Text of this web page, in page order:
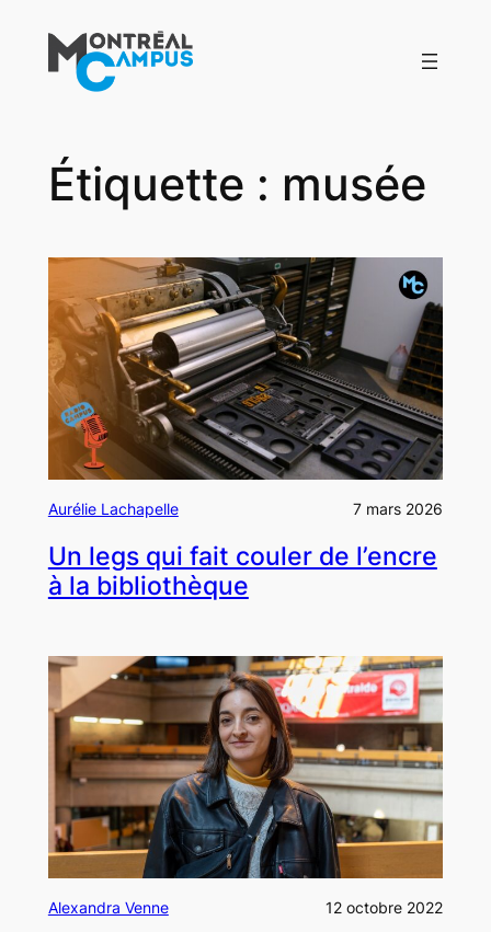
contenu
Étiquette : musée
Aurélie Lachapelle 7 mars 2026
Un legs qui fait couler de l’encre
à la bibliothèque
Alexandra Venne 12 octobre 2022